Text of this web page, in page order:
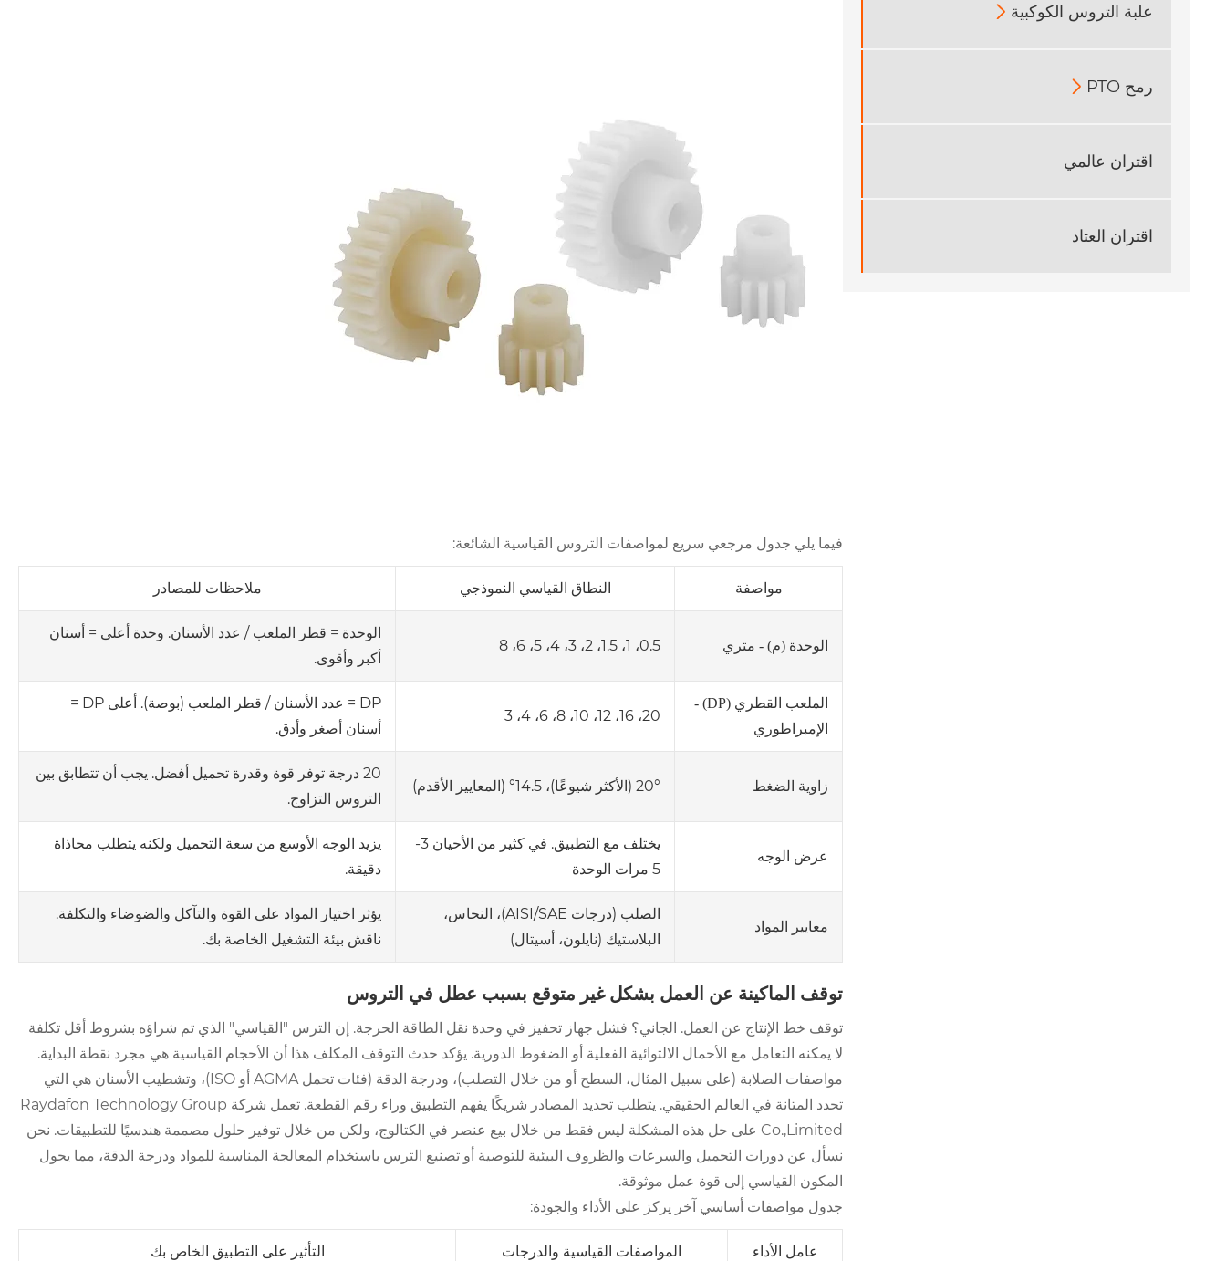
علبة التروس الكوكبية 
رمح PTO 
اقتران عالمي
اقتران العتاد
فيما يلي جدول مرجعي سريع لمواصفات التروس القياسية الشائعة:
مواصفة النطاق القياسي النموذجي ملاحظات للمصادر
الوحدة (م) - متري 0.5، 1، 1.5، 2، 3، 4، 5، 6، 8
الوحدة = قطر الملعب / عدد الأسنان. وحدة أعلى = أسنان
أكبر وأقوى.
الملعب القطري (DP) -
الإمبراطوري
20، 16، 12، 10، 8، 6، 4، 3
DP = عدد الأسنان / قطر الملعب (بوصة). أعلى DP =
أسنان أصغر وأدق.
زاوية الضغط 20° (الأكثر شيوعًا)، 14.5° (المعايير الأقدم)
20 درجة توفر قوة وقدرة تحميل أفضل. يجب أن تتطابق بين
التروس التزاوج.
عرض الوجه
يختلف مع التطبيق. في كثير من الأحيان 3-
5 مرات الوحدة
يزيد الوجه الأوسع من سعة التحميل ولكنه يتطلب محاذاة
دقيقة.
معايير المواد
الصلب (درجات AISI/SAE)، النحاس،
البلاستيك (نايلون، أسيتال)
يؤثر اختيار المواد على القوة والتآكل والضوضاء والتكلفة.
ناقش بيئة التشغيل الخاصة بك.
توقف الماكينة عن العمل بشكل غير متوقع بسبب عطل في التروس
توقف خط الإنتاج عن العمل. الجاني؟ فشل جهاز تحفيز في وحدة نقل الطاقة الحرجة. إن الترس "القياسي" الذي تم شراؤه بشروط أقل تكلفة
لا يمكنه التعامل مع الأحمال الالتوائية الفعلية أو الضغوط الدورية. يؤكد حدث التوقف المكلف هذا أن الأحجام القياسية هي مجرد نقطة البداية.
مواصفات الصلابة (على سبيل المثال، السطح أو من خلال التصلب)، ودرجة الدقة (فئات تحمل AGMA أو ISO)، وتشطيب الأسنان هي التي
تحدد المتانة في العالم الحقيقي. يتطلب تحديد المصادر شريكًا يفهم التطبيق وراء رقم القطعة. تعمل شركة Raydafon Technology Group
Co.,Limited على حل هذه المشكلة ليس فقط من خلال بيع عنصر في الكتالوج، ولكن من خلال توفير حلول مصممة هندسيًا للتطبيقات. نحن
نسأل عن دورات التحميل والسرعات والظروف البيئية للتوصية أو تصنيع الترس باستخدام المعالجة المناسبة للمواد ودرجة الدقة، مما يحول
المكون القياسي إلى قوة عمل موثوقة.
جدول مواصفات أساسي آخر يركز على الأداء والجودة:
عامل الأداء المواصفات القياسية والدرجات التأثير على التطبيق الخاص بك